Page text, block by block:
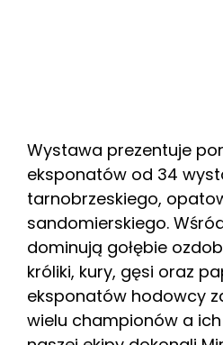
Wystawa prezentuje
eksponatów od 34
tarnobrzeskiego,
sandomierskiego.
dominują gołębie
króliki, kury, gęsi oraz
eksponatów hodowcy
wielu championów a